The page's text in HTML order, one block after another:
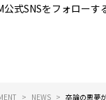
公式SNSをフォローす
NEWS
卒論の悪夢